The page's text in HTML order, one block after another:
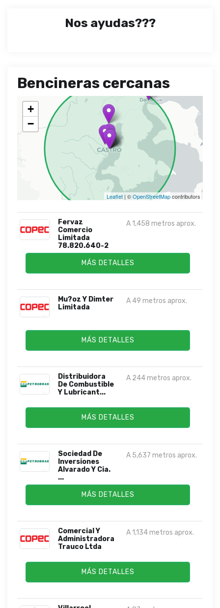
Nos ayudas???
Bencineras cercanas
+
−
Leaflet | ©OpenStreetMapcontributors
Fervaz
Comercio
Limitada
78.820.640-2
A 1,458 metros aprox.
MÁS DETALLES
Mu?oz Y Dimter
Limitada
A 49 metros aprox.
MÁS DETALLES
Distribuidora
De Combustible
Y Lubricant...
A 244 metros aprox.
MÁS DETALLES
Sociedad De
Inversiones
Alvarado Y Cia.
...
A 5,637 metros aprox.
MÁS DETALLES
Comercial Y
Administradora
Trauco Ltda
A 1,134 metros aprox.
MÁS DETALLES